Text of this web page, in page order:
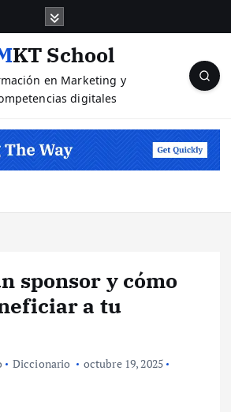
MKT School
en Marketing y
digitales
sponsor y cómo
a tu
Diccionario
octubre 19, 2025